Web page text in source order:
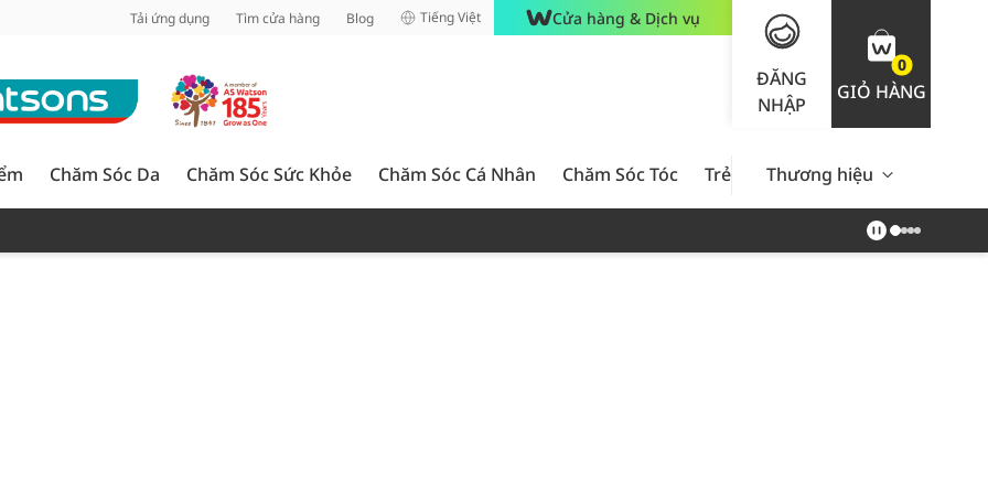
Tải ứng dụng Tìm cửa hàng Blog Tiếng Việt Cửa hàng & Dịch vụ
ĐĂNG
NHẬP
0
GIỎ HÀNG
Chăm Sóc Da Chăm Sóc Sức Khỏe Chăm Sóc Cá Nhân Chăm Sóc Tóc Trẻ Em Nam Giới Chăm Sóc
Thương hiệu